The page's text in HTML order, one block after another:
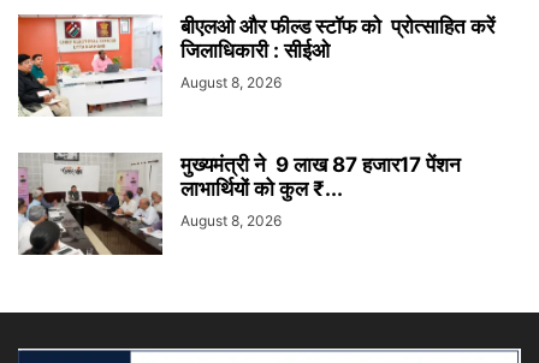
बीएलओ और फील्ड स्टॉफ को प्रोत्साहित करें
जिलाधिकारी : सीईओ
August 8, 2026
मुख्यमंत्री ने 9 लाख 87 हजार17 पेंशन
लाभार्थियों को कुल ₹...
August 8, 2026